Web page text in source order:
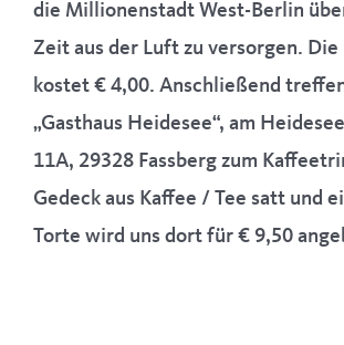
die Millionenstadt West-Berlin
Zeit aus der Luft zu versorgen. Die
kostet € 4,00. Anschließend
„Gasthaus Heidesee“, am
11A, 29328 Fassberg zum
Gedeck aus Kaffee / Tee satt und
Torte wird uns dort für € 9,50